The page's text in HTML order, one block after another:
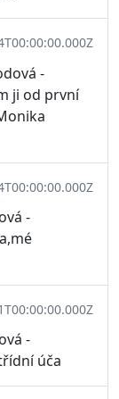
-
ji od první
-
-
úča